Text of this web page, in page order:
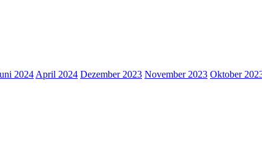
2024 April 2024 Dezember 2023 November 2023 Oktober